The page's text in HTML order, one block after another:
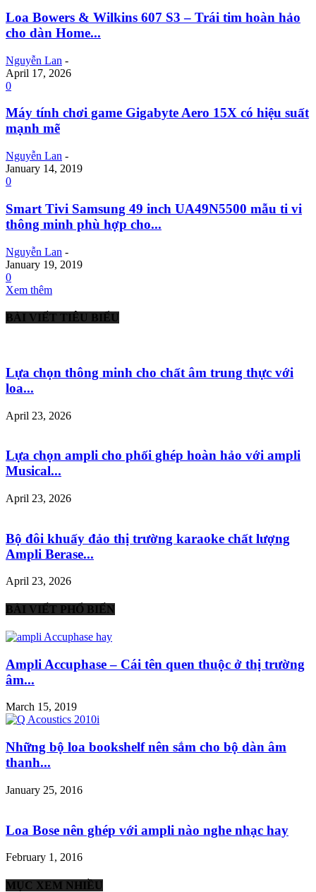
Loa Bowers & Wilkins 607 S3 – Trái tim hoàn hảo
cho dàn Home...
Nguyễn Lan -
April 17, 2026
0
Máy tính chơi game Gigabyte Aero 15X có hiệu suất
mạnh mẽ
Nguyễn Lan -
January 14, 2019
0
Smart Tivi Samsung 49 inch UA49N5500 mẫu ti vi
thông minh phù hợp cho...
Nguyễn Lan -
January 19, 2019
0
Xem thêm
BÀI VIẾT TIÊU BIỂU
Lựa chọn thông minh cho chất âm trung thực với
loa...
April 23, 2026
Lựa chọn ampli cho phối ghép hoàn hảo với ampli
Musical...
April 23, 2026
Bộ đôi khuấy đảo thị trường karaoke chất lượng
Ampli Berase...
April 23, 2026
BÀI VIẾT PHỔ BIẾN
Ampli Accuphase – Cái tên quen thuộc ở thị trường
âm...
March 15, 2019
Những bộ loa bookshelf nên sắm cho bộ dàn âm
thanh...
January 25, 2016
Loa Bose nên ghép với ampli nào nghe nhạc hay
February 1, 2016
MỤC XEM NHIỀU